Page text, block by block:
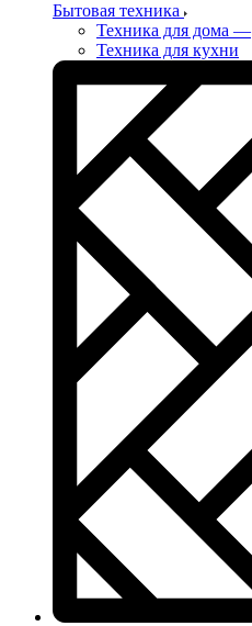
Бытовая техника
Техника для дома —
Техника для кухни